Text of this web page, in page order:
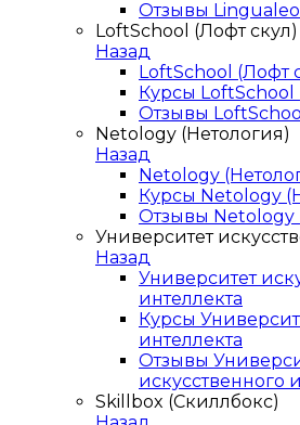
Отзывы
LoftSchool (Лофт скул)
Назад
LoftSchool (Лофт
Курсы LoftSchool
Отзывы
Netology (Нетология)
Назад
Netology
Курсы Netology
Отзывы Netology
Университет
Назад
Университет
интеллекта
Курсы
интеллекта
Отзывы
искусственного
Skillbox (Скиллбокс)